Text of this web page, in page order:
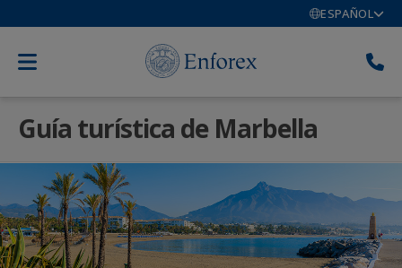
ESPAÑOL
Guía turística de Marbella